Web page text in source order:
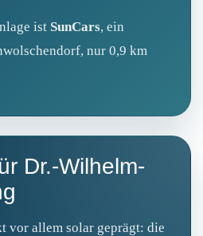
ist SunCars, ein
nur 0,9 km
Dr.-Wilhelm-
vor allem solar geprägt: die